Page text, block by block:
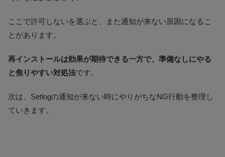
ここで許可しないを選ぶと、また通知が来ない原因になるこ
とがあります。
再インストールは効果が期待できる一方で、準備なしにやる
と焦りやすい対処法です。
次は、Setlogの通知が来ない時にやりがちなNG行動を整理し
ていきます。